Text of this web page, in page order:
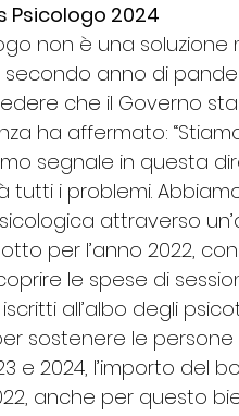
Psicologo 2024
non è una
anno di
che il Governo
ha affermato:
segnale in questa
tutti i problemi.
attraverso
per l’anno 2022,
le spese di
all’albo degli
sostenere le
e 2024, l’importo del
anche per questo